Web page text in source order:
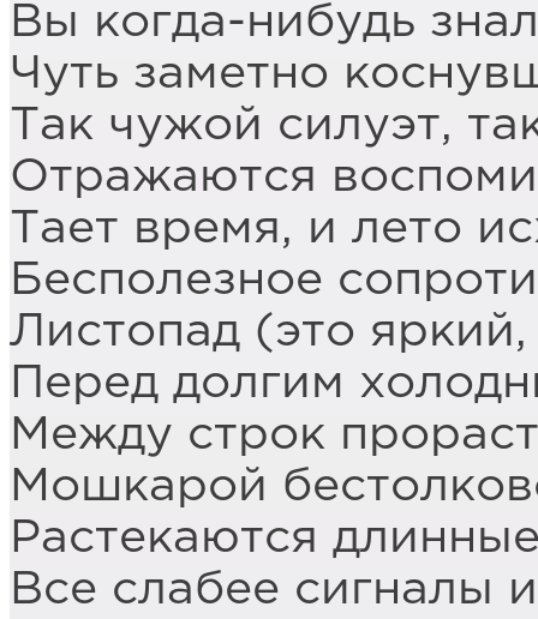
Вы когда-нибудь
Чуть заметно
Так чужой силуэт,
Отражаются
Тает время, и лето
Бесполезное
Листопад (это
Перед долгим
Между строк
Мошкарой
Растекаются
Все слабее сигналы